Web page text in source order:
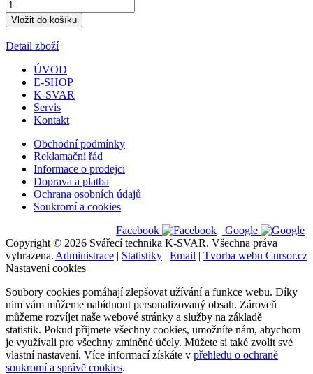
Detail zboží
ÚVOD
E-SHOP
K-SVAR
Servis
Kontakt
Obchodní podmínky
Reklamační řád
Informace o prodejci
Doprava a platba
Ochrana osobních údajů
Soukromí a cookies
Facebook
Google
Copyright © 2026 Svářecí technika K-SVAR. Všechna práva
vyhrazena. Administrace | Statistiky | Email | Tvorba webu Cursor.cz
Nastavení cookies
Soubory cookies pomáhají zlepšovat užívání a funkce webu. Díky
nim vám můžeme nabídnout personalizovaný obsah. Zároveň
můžeme rozvíjet naše webové stránky a služby na základě
statistik. Pokud přijmete všechny cookies, umožníte nám, abychom
je využívali pro všechny zmíněné účely. Můžete si také zvolit své
vlastní nastavení. Více informací získáte v přehledu o ochraně
soukromí a správě cookies.